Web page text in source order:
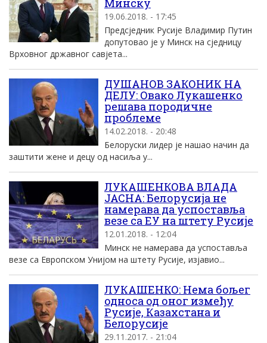
Минску
19.06.2018. - 17:45
Предсједник Русије Владимир Путин
допутовао је у Минск на сједницу
Врховног државног савјета...
ДУШАНОВ ЗАКОНИК НА
ДЕЛУ: Овако Лукашенко
решава породичне
проблеме
14.02.2018. - 20:48
Белоруски лидер је нашао начин да
заштити жене и децу од насиља у...
ЛУКАШЕНКОВА ВЛАДА
ЈАСНА: Белорусија не
намерава да успоставља
везе са ЕУ на штету Русије
12.01.2018. - 12:04
Минск не намерава да успоставља
везе са Европском Унијом на штету Русије, изјавио...
ЛУКАШЕНКО: Нема бољег
односа од оног између
Русије, Казахстана и
Белорусије
29.11.2017. - 21:04